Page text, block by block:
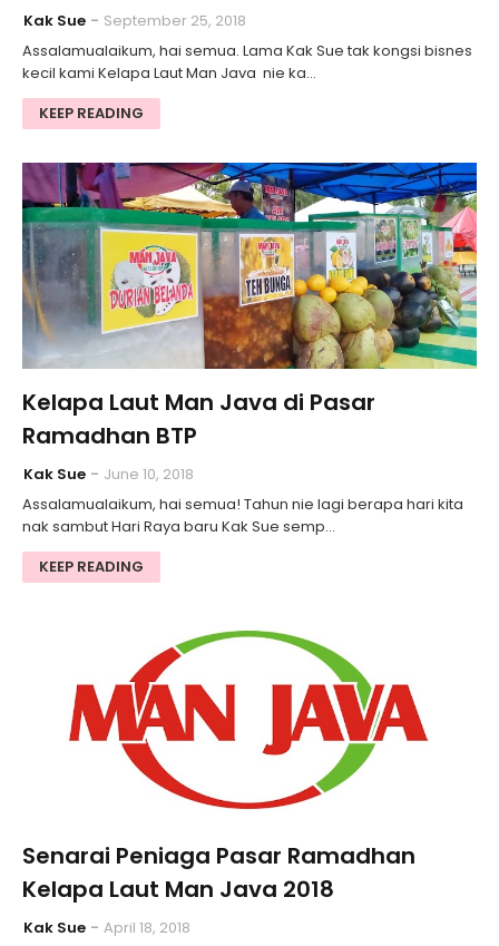
Kak Sue
September 25, 2018
Assalamualaikum, hai semua. Lama Kak Sue tak kongsi bisnes
kecil kami Kelapa Laut Man Java nie ka…
KEEP READING
Kelapa Laut Man Java di Pasar
Ramadhan BTP
Kak Sue
June 10, 2018
Assalamualaikum, hai semua! Tahun nie lagi berapa hari kita
nak sambut Hari Raya baru Kak Sue semp…
KEEP READING
Senarai Peniaga Pasar Ramadhan
Kelapa Laut Man Java 2018
Kak Sue
April 18, 2018